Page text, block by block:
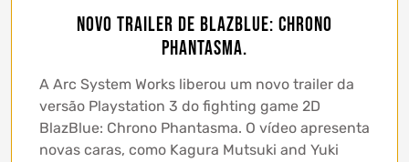
Novo trailer de BlazBlue: Chrono
Phantasma.
A Arc System Works liberou um novo trailer da
versão Playstation 3 do fighting game 2D
BlazBlue: Chrono Phantasma. O vídeo apresenta
novas caras, como Kagura Mutsuki and Yuki